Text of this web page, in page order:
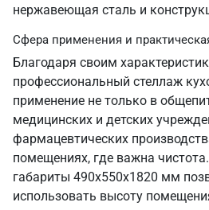
нержавеющая сталь и
Сфера применения и
Благодаря своим
профессиональный стеллаж
применение не только в
медицинских и детских
фармацевтических
помещениях, где важна
габариты 490х550х1820 мм
использовать высоту